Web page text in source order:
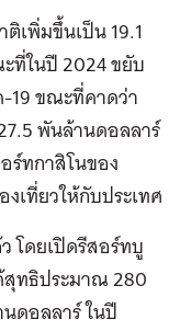
เพิ่มขึ้นเป็น 19.1
ที่ในปี 2024 ขยับ
19 ขณะที่คาดว่า
พันล้านดอลลาร์
ร์ทกาสิโนของ
เที่ยวให้กับประเทศ
โดยเปิดรีสอร์ทบู
สุทธิประมาณ 280
ดอลลาร์ ในปี